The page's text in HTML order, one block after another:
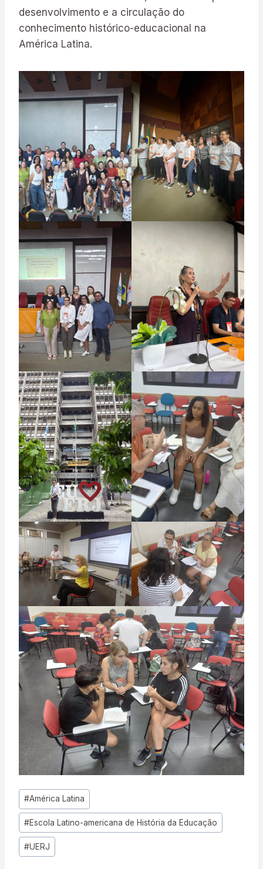
desenvolvimento e a circulação do
conhecimento histórico-educacional na
América Latina.
Tags
do
Post:
#América Latina
#Escola Latino-americana de História da Educação
#UERJ